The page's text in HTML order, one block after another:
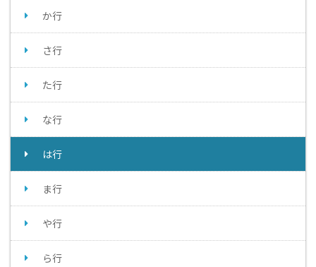
か行
さ行
た行
な行
は行
ま行
や行
ら行